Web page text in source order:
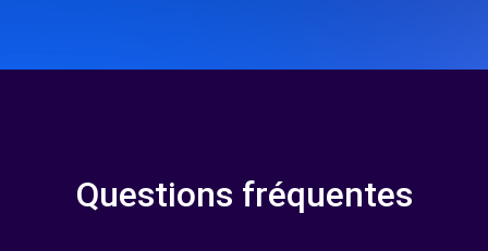
Questions fréquentes